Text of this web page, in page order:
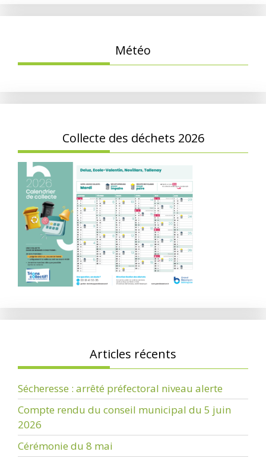
Météo
Collecte des déchets 2026
Articles récents
Sécheresse : arrêté préfectoral niveau alerte
Compte rendu du conseil municipal du 5 juin
2026
Cérémonie du 8 mai